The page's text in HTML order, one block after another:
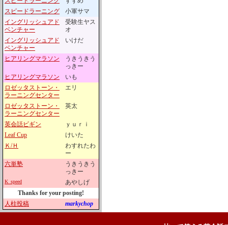
スピードラーニング
小軍サマ
イングリッシュアド
ベンチャー
受験生ヤス
オ
イングリッシュアド
ベンチャー
いけだ
ヒアリングマラソン
うきうきう
っきー
ヒアリングマラソン
いも
ロゼッタストーン・
ラーニングセンター
エリ
ロゼッタストーン・
ラーニングセンター
英太
英会話ビギン
ｙｕｒｉ
Leaf Cup
けいた
Ｋ/Ｈ
わすれたわ
ー
六単塾
うきうきう
っきー
K_speed
あやしげ
Thanks for your posting!
人柱投稿
markychop